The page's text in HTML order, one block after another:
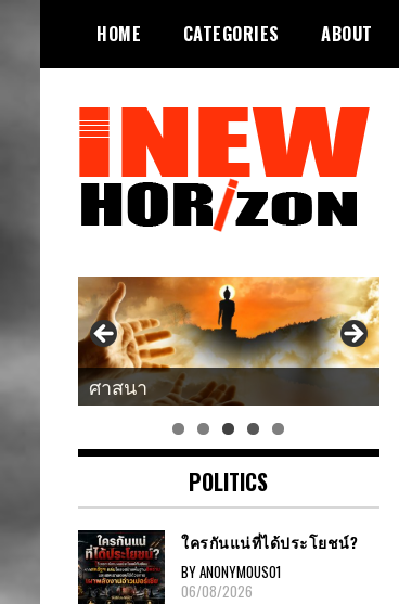
content
HOME CATEGORIES ABOUT
INEWHORIZON
ศาสนา
POLITICS
ใครกันแน่ที่ได้ประโยชน์?
BY ANONYMOUS01
06/08/2026